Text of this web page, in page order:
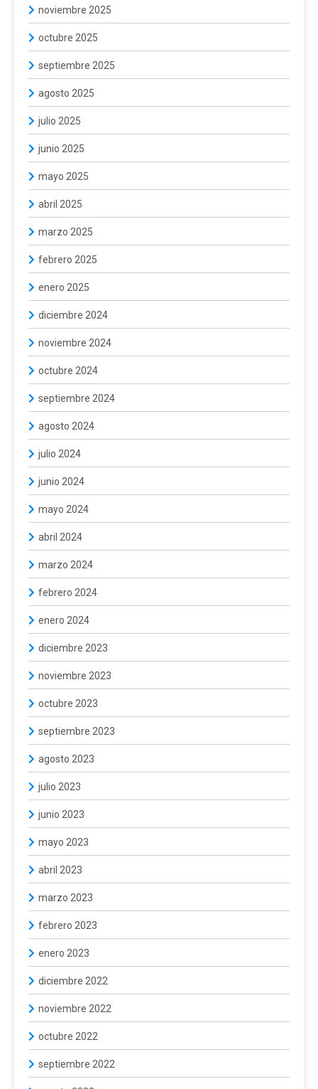
noviembre 2025
octubre 2025
septiembre 2025
agosto 2025
julio 2025
junio 2025
mayo 2025
abril 2025
marzo 2025
febrero 2025
enero 2025
diciembre 2024
noviembre 2024
octubre 2024
septiembre 2024
agosto 2024
julio 2024
junio 2024
mayo 2024
abril 2024
marzo 2024
febrero 2024
enero 2024
diciembre 2023
noviembre 2023
octubre 2023
septiembre 2023
agosto 2023
julio 2023
junio 2023
mayo 2023
abril 2023
marzo 2023
febrero 2023
enero 2023
diciembre 2022
noviembre 2022
octubre 2022
septiembre 2022